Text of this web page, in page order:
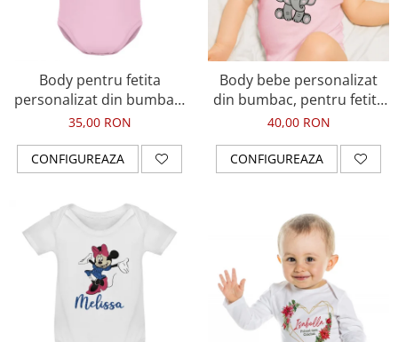
Body pentru fetita
personalizat din bumbac,
Bunica ma adora
35,00 RON
CONFIGUREAZA
Body bebe personalizat
din bumbac, pentru fetita
cu elefantel si nume
40,00 RON
CONFIGUREAZA